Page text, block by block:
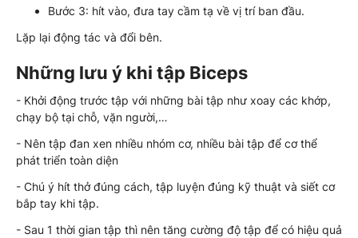
Bước 3: hít vào, đưa tay cầm tạ về vị trí ban đầu.
Lặp lại động tác và đổi bên.
Những lưu ý khi tập Biceps
- Khởi động trước tập với những bài tập như xoay các khớp,
chạy bộ tại chỗ, vặn người,…
- Nên tập đan xen nhiều nhóm cơ, nhiều bài tập để cơ thể
phát triển toàn diện
- Chú ý hít thở đúng cách, tập luyện đúng kỹ thuật và siết cơ
bắp tay khi tập.
- Sau 1 thời gian tập thì nên tăng cường độ tập để có hiệu quả